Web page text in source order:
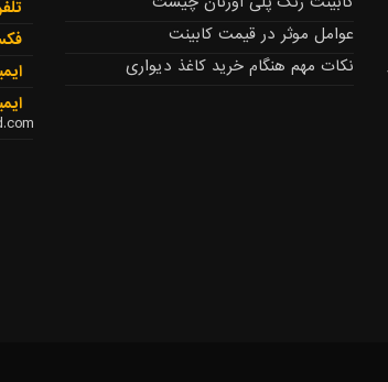
عوامل موثر در قیمت کابینت
نکات مهم هنگام خرید کاغذ دیواری